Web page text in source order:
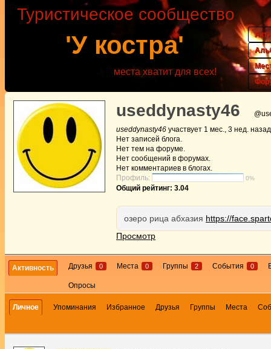
'У костра'
Туристическое сообщество
места хватит для всех!
useddynasty46
useddynasty46 участвует 1 мес., 3 нед. назад
Нет записей блога.
Нет тем на форуме.
Нет сообщений в форумах.
Нет комментариев в блогах.
Профиль:
0%
Общий рейтинг: 3.04
озеро рица абхазия https://
Просмотр
Активность Друзья 0 Места 0 Группы 2 События 0
Опросы
Личное Упоминания Избранное Друзья Группы Места